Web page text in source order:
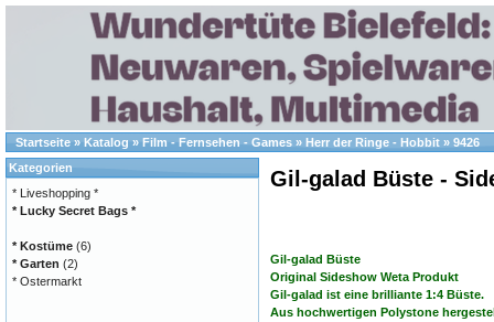
Startseite » Katalog » Film - Fernsehen - Games » Herr der Ringe - Hobbit » 9426
Gil-galad Büste -
Gil-galad Büste
Original Sideshow Weta Produkt
Gil-galad ist eine brilliante 1:4 Büste.
Aus hochwertigen Polystone
Kategorien
* Liveshopping *
* Lucky Secret Bags *
* Kostüme (6)
* Garten (2)
* Ostermarkt